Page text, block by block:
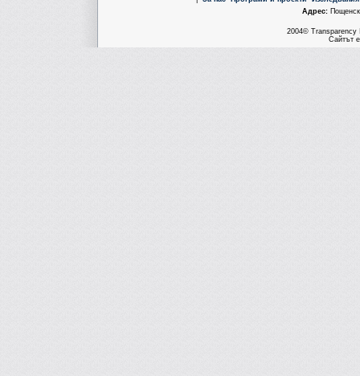
Aдрес:
2004© Transparency
Сайтът